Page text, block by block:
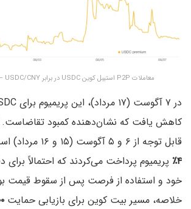
معاملات P2P استیبل کوین USDC در برابر USDC/CNY – منبع: اوکی اکس
در ۷ آگوست (۱۷ مرداد)، این پریمیوم برای USDC چین به
کاهش یافت که نشان‌دهنده کمبود تقاضاست.
قابل توجه از ۶ و ۵ آگوست (۱۵ و ۱۶ مرداد) است و معامله‌گران
۴٪ پریمیوم پرداخت می‌کردند که احتمالاً برای
خود و استفاده از فرصت پس از سقوط قیمت
خلاصه، مسیر بیت کوین برای بازیابی حمایت